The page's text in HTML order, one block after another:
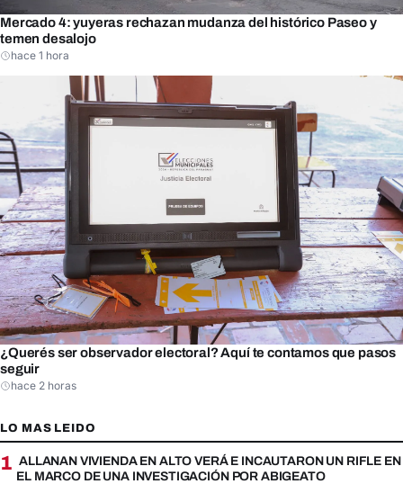
Mercado 4: yuyeras rechazan mudanza del histórico Paseo y
temen desalojo
hace 1 hora
¿Querés ser observador electoral? Aquí te contamos que pasos
seguir
hace 2 horas
LO MAS LEIDO
1 ALLANAN VIVIENDA EN ALTO VERÁ E INCAUTARON UN RIFLE EN
EL MARCO DE UNA INVESTIGACIÓN POR ABIGEATO